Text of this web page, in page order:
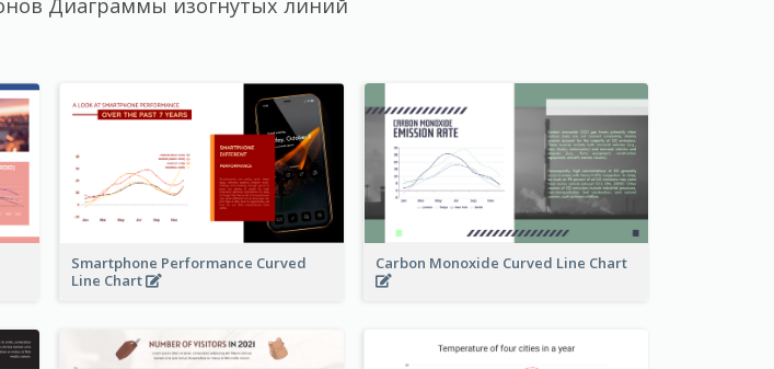
Диаграммы изогнутых линий
Smartphone Performance Curved
Line Chart
Carbon Monoxide Curved Line Chart